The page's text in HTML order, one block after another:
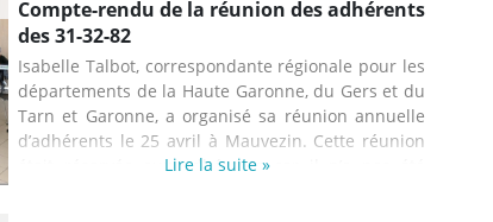
Compte-rendu de la réunion des adhérents
des 31-32-82
Isabelle Talbot, correspondante régionale pour les
départements de la Haute Garonne, du Gers et du
Tarn et Garonne, a organisé sa réunion annuelle
d’adhérents le 25 avril à Mauvezin. Cette réunion
était réservée aux adhérents car il n’a pas été
Lire la suite »